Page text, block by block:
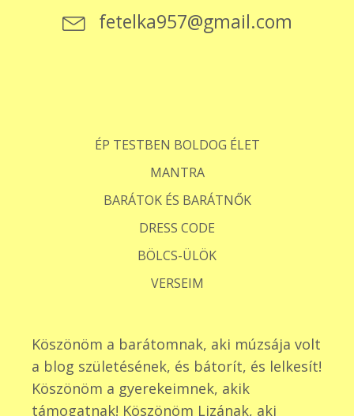
fetelka957@gmail.com
ÉP TESTBEN BOLDOG ÉLET
MANTRA
BARÁTOK ÉS BARÁTNŐK
DRESS CODE
BÖLCS-ÜLÖK
VERSEIM
Köszönöm a barátomnak, aki múzsája volt
a blog születésének, és bátorít, és lelkesít!
Köszönöm a gyerekeimnek, akik
támogatnak! Köszönöm Lizának, aki